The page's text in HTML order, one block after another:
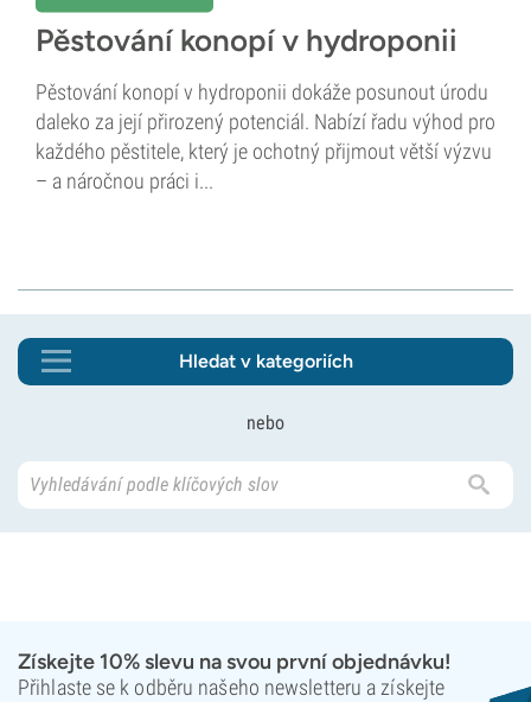
Pěstování konopí v hydroponii
Pěstování konopí v hydroponii dokáže posunout úrodu
daleko za její přirozený potenciál. Nabízí řadu výhod pro
každého pěstitele, který je ochotný přijmout větší výzvu
– a náročnou práci i...
Hledat v kategoriích
nebo
Získejte 10% slevu na svou první objednávku!
Přihlaste se k odběru našeho newsletteru a získejte